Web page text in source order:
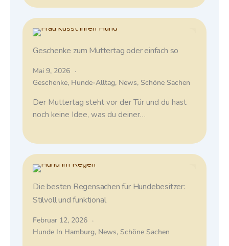
Geschenke zum Muttertag oder einfach so
Mai 9, 2026
Geschenke, Hunde-Alltag, News, Schöne Sachen
Der Muttertag steht vor der Tür und du hast
noch keine Idee, was du deiner…
Die besten Regensachen für Hundebesitzer:
Stilvoll und funktional
Februar 12, 2026
Hunde In Hamburg, News, Schöne Sachen